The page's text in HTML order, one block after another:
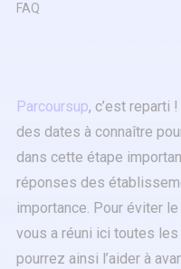
Parcoursup, c’est reparti
des dates à connaître
dans cette étape
réponses des
importance. Pour éviter
vous a réuni ici toutes
pourrez ainsi l’aider à
FAQ